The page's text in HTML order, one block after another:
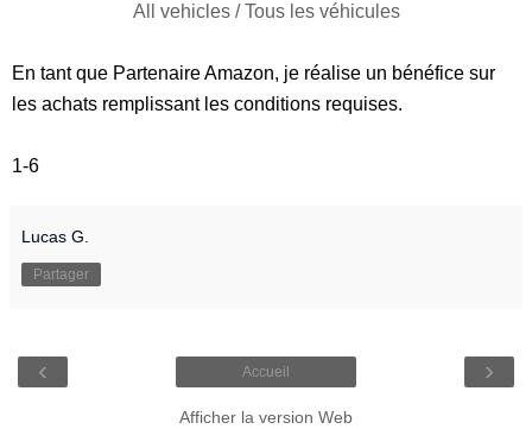
All vehicles / Tous les véhicules
En tant que Partenaire Amazon, je réalise un bénéfice sur
les achats remplissant les conditions requises.
1-6
Lucas G.
Partager
‹ ›
Accueil
Afficher la version Web